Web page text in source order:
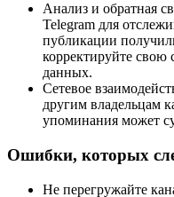
Анализ и обратная
Telegram для
публикации
корректируйте свою
данных.
Сетевое
другим владельцам
упоминания может
Ошибки, которых
Не перегружайте